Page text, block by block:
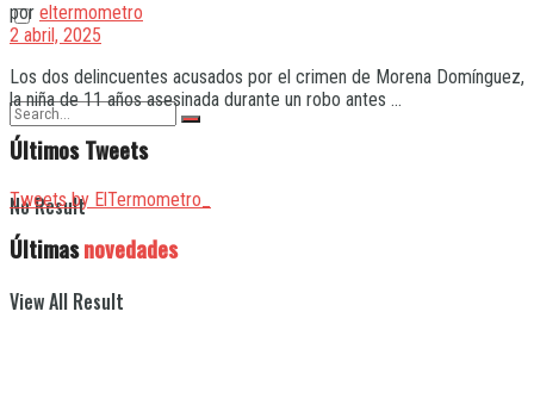
No Result
View All Result
por eltermometro
2 abril, 2025
Los dos delincuentes acusados por el crimen de Morena Domínguez,
la niña de 11 años asesinada durante un robo antes ...
Últimos Tweets
Tweets by ElTermometro_
Últimasnovedades